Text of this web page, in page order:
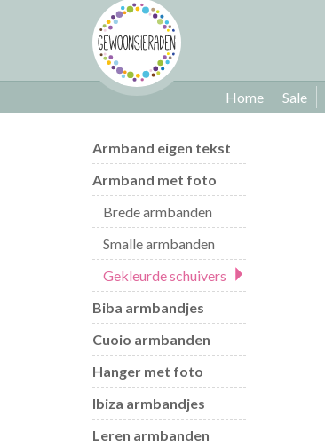
Home Sale
Armband eigen tekst
Armband met foto
Brede armbanden
Smalle armbanden
Gekleurde schuivers
Biba armbandjes
Cuoio armbanden
Hanger met foto
Ibiza armbandjes
Leren armbanden